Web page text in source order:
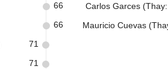
Carlos Garces
66
Mauricio Cuevas
66
71
71